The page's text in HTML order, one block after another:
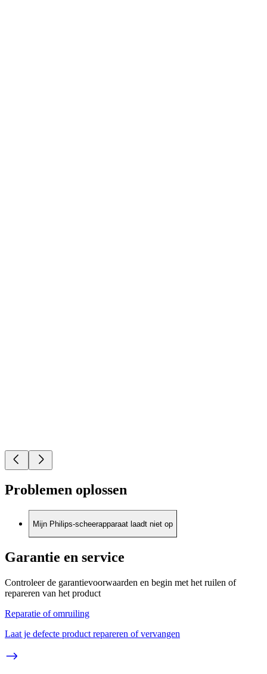
Problemen oplossen
Mijn Philips-scheerapparaat laadt niet op
Garantie en service
Controleer de garantievoorwaarden en begin met het ruilen of
repareren van het product
Reparatie of omruiling
Laat je defecte product repareren of vervangen